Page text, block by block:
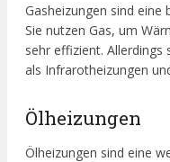
Gasheizungen sind
Sie nutzen Gas, um
sehr effizient.
als Infrarotheizungen
Ölheizungen
Ölheizungen sind eine